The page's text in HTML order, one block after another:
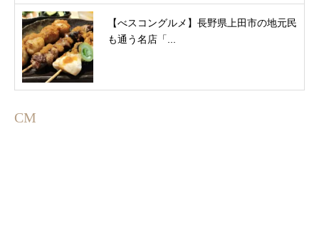
【べスコングルメ】長野県上田市の地元民
も通う名店「...
CM